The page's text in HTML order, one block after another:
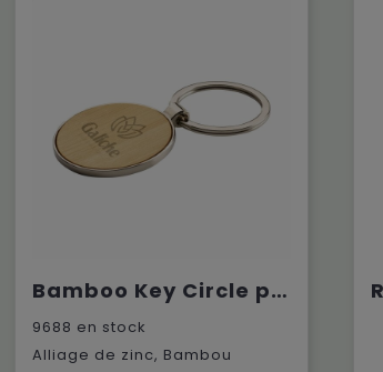
Bamboo Key Circle porte-clés
9688 en stock
Alliage de zinc, Bambou